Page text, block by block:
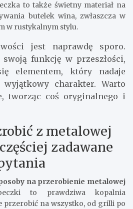
to także świetny materiał na
butelek wina, zwłaszcza w
w rustykalnym stylu.
jest naprawdę sporo.
funkcję w przeszłości,
elementem, który nadaje
charakter. Warto
tworząc coś oryginalnego i
z metalowej
zadawane
na przerobienie metalowej
to prawdziwa kopalnia
przerobić na wszystko, od grilli po